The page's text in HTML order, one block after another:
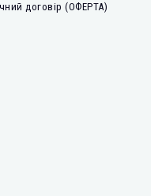
договір (ОФЕРТА)